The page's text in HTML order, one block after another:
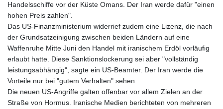
Handelsschiffe vor der Küste Omans. Der Iran werde dafür "einen
hohen Preis zahlen".
Das US-Finanzministerium widerrief zudem eine Lizenz, die nach
der Grundsatzeinigung zwischen beiden Ländern auf eine
Waffenruhe Mitte Juni den Handel mit iranischem Erdöl vorläufig
erlaubt hatte. Diese Sanktionslockerung sei aber "vollständig
leistungsabhängig", sagte ein US-Beamter. Der Iran werde die
Vorteile nur bei "gutem Verhalten" sehen.
Die neuen US-Angriffe galten offenbar vor allem Zielen an der
Straße von Hormus. Iranische Medien berichteten von mehreren